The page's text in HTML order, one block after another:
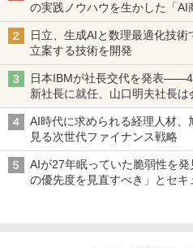
の実践ノウハウを生かした「
日立、生成AIと数理最適化技
立案する技術を開発
日本IBMが社長交代を発表
新社長に就任、山口明夫社長は
AI時代に求められる経理人材
見る次世代ファイナンス戦略
AIが27年眠っていた脆弱性を
の優先度を見直すべき」とセキ